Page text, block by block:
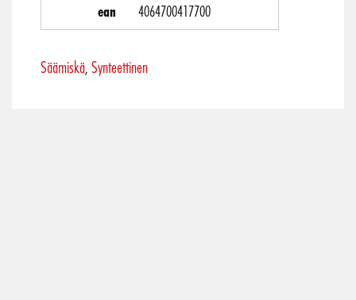
ean
4064700417700
Säämiskä,Synteettinen